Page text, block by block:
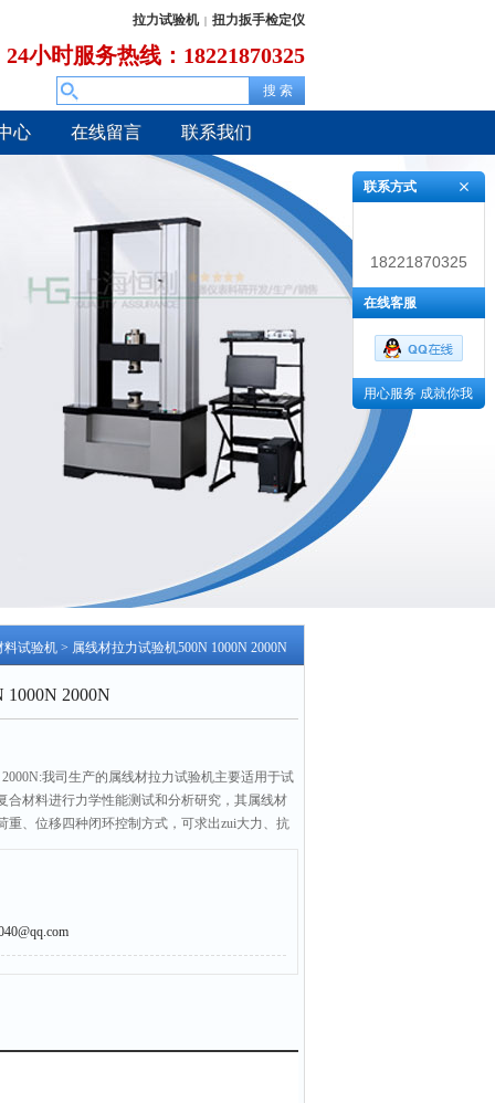
拉力试验机 | 扭力扳手检定仪
24小时服务热线：18221870325
心 在线留言 联系我们
料试验机 > 属线材拉力试验机500N 1000N 2000N
1000N 2000N
我司生产的属线材拉力试验机主要适用于试
合材料进行力学性能测试和分析研究，其属线材
重、位移四种闭环控制方式，可求出zui大力、抗
弹性模量、断裂延伸率、屈服强度等参数
联系方式
18221870325
在线客服
用心服务 成就你我